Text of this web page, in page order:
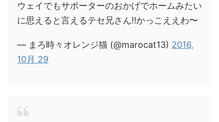
ウェイでもサポーターのおかげでホームみたい
に思えると言えるテセ兄さん‼︎かっこええわ〜
— まろ時々オレンジ猫 (@marocat13) 2016,
10月 29